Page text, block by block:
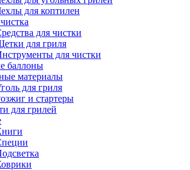
для коптилен
для чистки
для гриля
для чистки
баллоны
материалы
для гриля
и стартеры
для грилей